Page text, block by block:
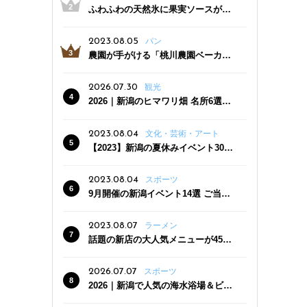
ふわふわの天然氷に果実ソースがた
三条駅近くにオープン
2023.08.05 パン
農園が手がける「桃川農園ベーカリ
った焼きたてパンのほか、ジェラー
トやスムージーも
2026.07.30 観光
2026｜新潟のヒマワリ畑 名所6選
2023.08.04
文化・芸術・アート
【2023】新潟の夏休みイベント30
2023.08.04
スポーツ
9月開催の新潟イベント14選 ご当地
2023.08.07 ラーメン
話題の新店の大人気メニューが450
クーポン登場
2026.07.07 スポーツ
2026｜新潟で人気の海水浴場＆ビー